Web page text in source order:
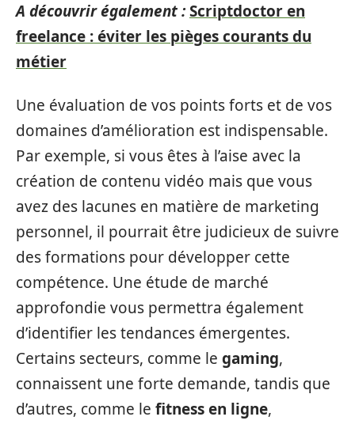
A découvrir également :Scriptdoctor en
freelance : éviter les pièges courants du
métier
Une évaluation de vos points forts et de vos
domaines d’amélioration est indispensable.
Par exemple, si vous êtes à l’aise avec la
création de contenu vidéo mais que vous
avez des lacunes en matière de marketing
personnel, il pourrait être judicieux de suivre
des formations pour développer cette
compétence. Une étude de marché
approfondie vous permettra également
d’identifier les tendances émergentes.
Certains secteurs, comme le gaming,
connaissent une forte demande, tandis que
d’autres, comme le fitness en ligne,